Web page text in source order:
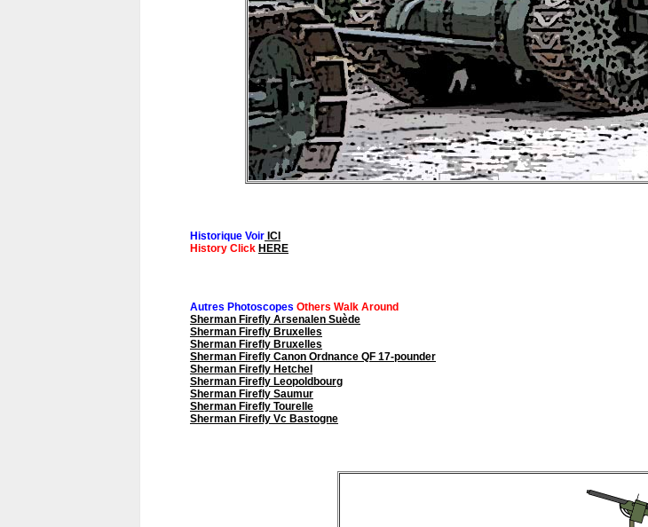
Historique Voir ICI
History Click HERE
Autres Photoscopes Others Walk Around
Sherman Firefly Arsenalen Suède
Sherman Firefly Bruxelles
Sherman Firefly Bruxelles
Sherman Firefly Canon Ordnance QF 17-pounder
Sherman Firefly Hetchel
Sherman Firefly Leopoldbourg
Sherman Firefly Saumur
Sherman Firefly Tourelle
Sherman Firefly Vc Bastogne